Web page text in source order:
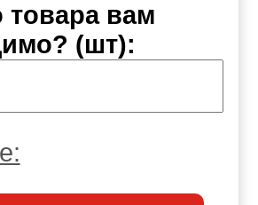
товара вам
(шт):